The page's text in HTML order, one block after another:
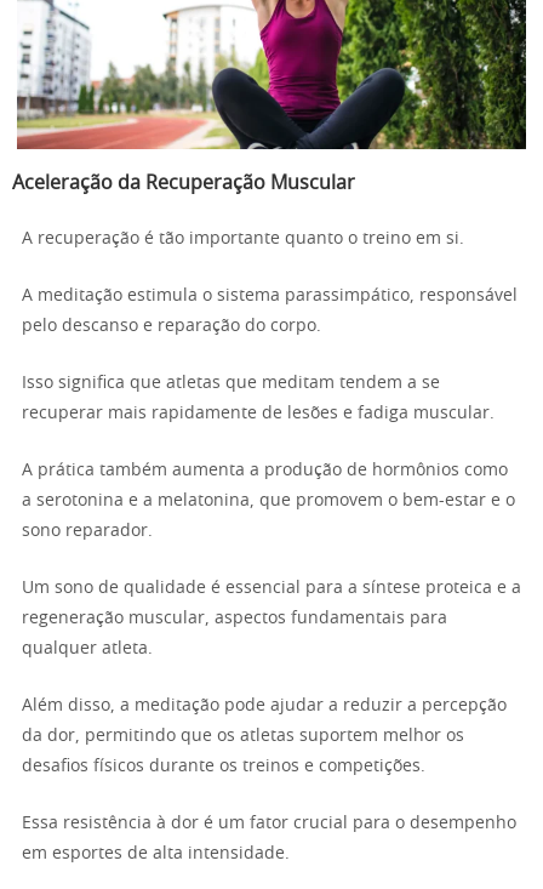
Aceleração da Recuperação Muscular
A recuperação é tão importante quanto o treino em si.
A meditação estimula o sistema parassimpático, responsável
pelo descanso e reparação do corpo.
Isso significa que atletas que meditam tendem a se
recuperar mais rapidamente de lesões e fadiga muscular.
A prática também aumenta a produção de hormônios como
a serotonina e a melatonina, que promovem o bem-estar e o
sono reparador.
Um sono de qualidade é essencial para a síntese proteica e a
regeneração muscular, aspectos fundamentais para
qualquer atleta.
Além disso, a meditação pode ajudar a reduzir a percepção
da dor, permitindo que os atletas suportem melhor os
desafios físicos durante os treinos e competições.
Essa resistência à dor é um fator crucial para o desempenho
em esportes de alta intensidade.